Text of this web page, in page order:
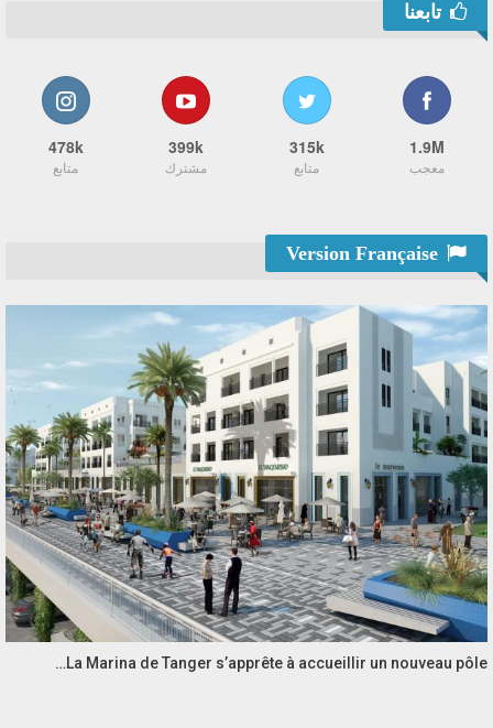
تابعنا
1.9M
معجب
315k
متابع
399k
مشترك
478k
متابع
La Marina de Tanger s’apprête à accueillir un nouveau pôle…